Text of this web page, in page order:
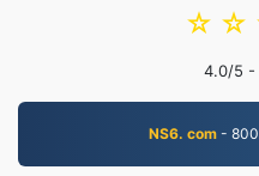
☆
☆
4.0/5 -
NS6. com -